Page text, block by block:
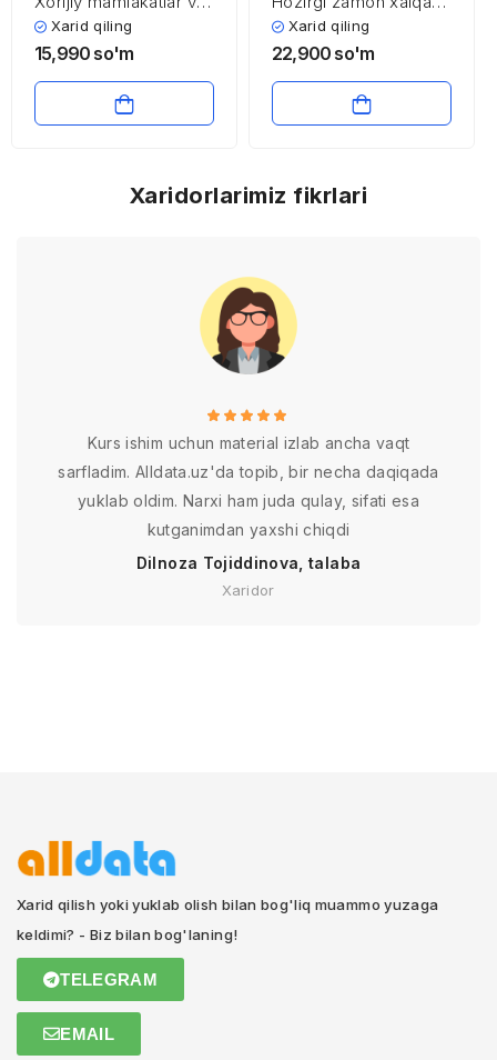
O’zbekiston
Respublikasi
qonunchiligini
taqqoslama tahlili
Xarid qiling
15,990 so'm
munosabatlar tizimida
Koreya Respublikasi
Xarid qiling
22,900 so'm
Xaridorlarimiz fikrlari
Kurs ishim uchun material izlab ancha vaqt
sarfladim. Alldata.uz'da topib, bir necha daqiqada
yuklab oldim. Narxi ham juda qulay, sifati esa
kutganimdan yaxshi chiqdi
Dilnoza Tojiddinova, talaba
Xaridor
Xarid qilish yoki yuklab olish bilan bog'liq muammo yuzaga
keldimi? - Biz bilan bog'laning!
TELEGRAM
EMAIL